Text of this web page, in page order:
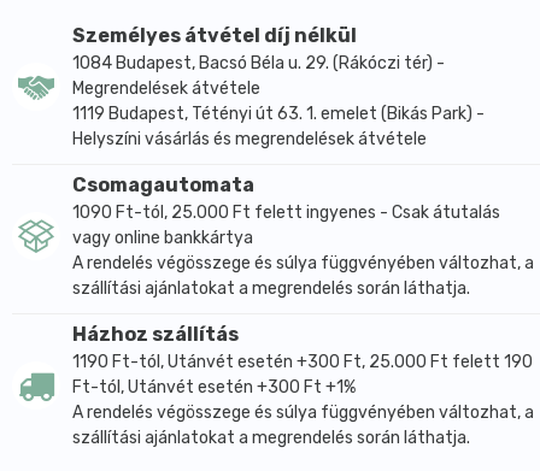
Személyes átvétel díj nélkül
1084 Budapest, Bacsó Béla u. 29. (Rákóczi tér) -
Megrendelések átvétele
1119 Budapest, Tétényi út 63. 1. emelet (Bikás Park) -
Helyszíni vásárlás és megrendelések átvétele
Csomagautomata
1090 Ft-tól, 25.000 Ft felett ingyenes - Csak átutalás
vagy online bankkártya
A rendelés végösszege és súlya függvényében változhat, a
szállítási ajánlatokat a megrendelés során láthatja.
Házhoz szállítás
1190 Ft-tól, Utánvét esetén +300 Ft, 25.000 Ft felett 190
Ft-tól, Utánvét esetén +300 Ft +1%
A rendelés végösszege és súlya függvényében változhat, a
szállítási ajánlatokat a megrendelés során láthatja.